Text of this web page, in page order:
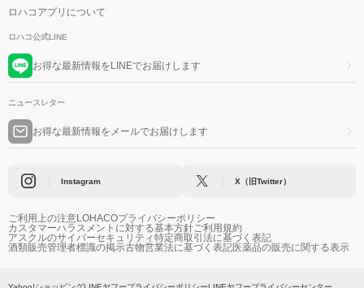
ロハコアプリについて
ロハコ公式LINE
お得な最新情報をLINEでお届けします
ニュースレター
お得な最新情報をメールでお届けします
Instagram X（旧Twitter）
ご利用上の注意LOHACOプライバシーポリシー
カスタマーハラスメントに対する基本方針ご利用規約
アスクルのサイバーセキュリティ特定商取引法に基づく表記
酒類販売管理者標識の掲示古物営業法に基づく表記医薬品の販売に関する表示